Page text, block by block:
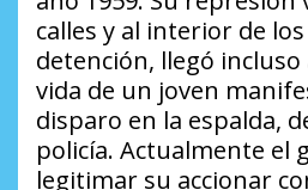
calles y al interior de
detención, llegó
vida de un joven
disparo en la espalda,
policía. Actualmente el
legitimar su accionar